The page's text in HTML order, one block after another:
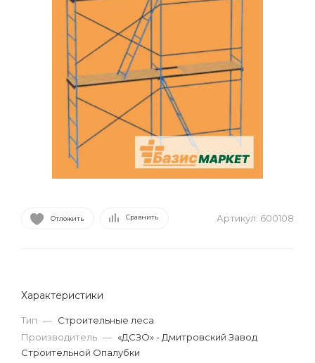
Отложить Сравнить Артикул: 600108
Характеристики
Тип — Строительные леса
Производитель — «ДСЗО» - Дмитровский Завод
Строительной Опалубки